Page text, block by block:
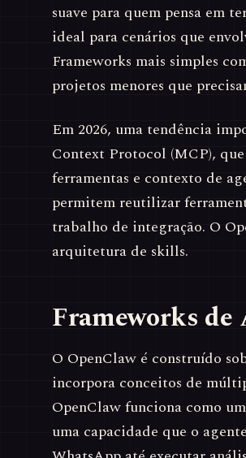
suave para quem pensa em
ideal para cenários que
Frameworks mais simples
projetos menores que
Em 2026, uma tendência
Context Protocol (MCP),
ferramentas e contexto de
permitem reutilizar
trabalho de integração. O
arquitetura de skills.
Frameworks de
O OpenClaw é construído
incorpora conceitos de
OpenClaw funciona como
uma capacidade que o